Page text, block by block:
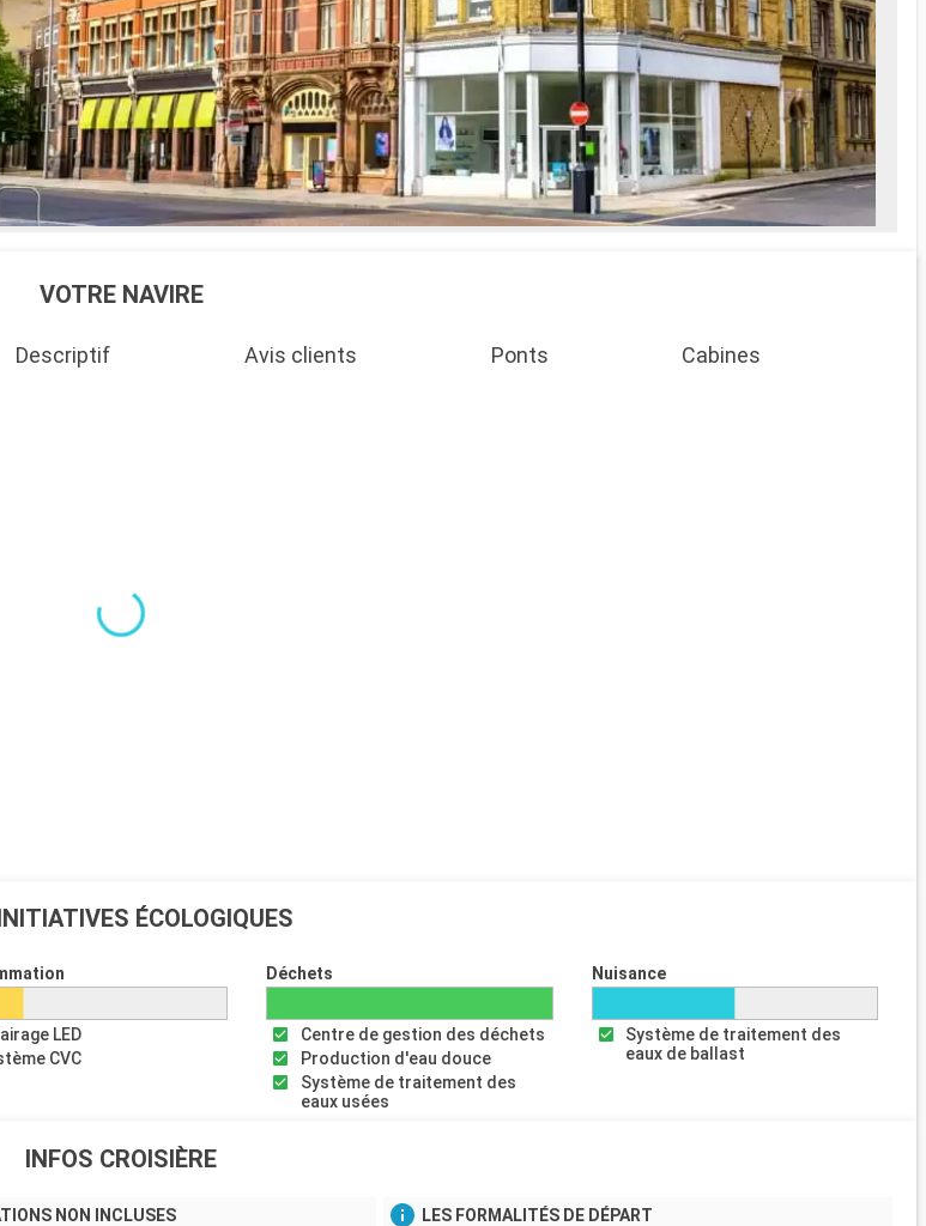
VOTRE NAVIRE
Descriptif Avis clients Ponts Cabines
ÉCOLOGIQUES
LED
CVC
Déchets
Centre de gestion des déchets
Production d'eau douce
Système de traitement des
eaux usées
Nuisance
Système de traitement des
eaux de ballast
INFOS CROISIÈRE
NON INCLUSES LES FORMALITÉS DE DÉPART